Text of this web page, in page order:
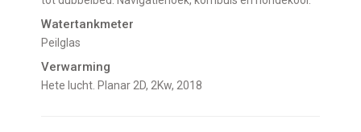
Watertankmeter
Peilglas
Verwarming
hete lucht. Planar 2D, 2Kw, 2018